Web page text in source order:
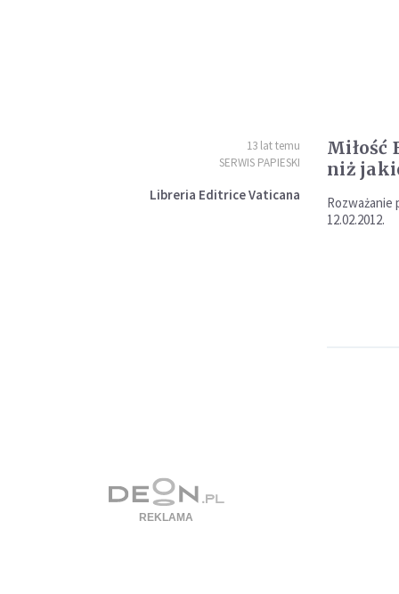
13 lat temu
SERWIS PAPIESKI
Libreria Editrice Vaticana
Miłość
niż
Rozważanie
12.02.2012.